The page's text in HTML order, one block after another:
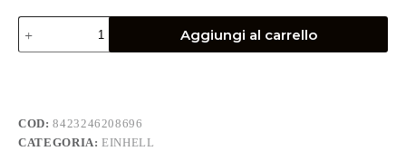
Occhiali
da
lavoro+2
Aggiungi al carrello
COD:8423246208696
CATEGORIA:EINHELL